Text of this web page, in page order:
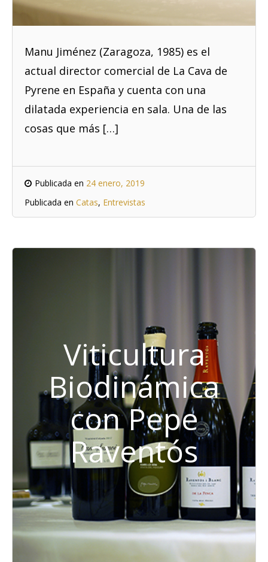
Manu Jiménez (Zaragoza, 1985) es el
actual director comercial de La Cava de
Pyrene en España y cuenta con una
dilatada experiencia en sala. Una de las
cosas que más […]
Publicada en 24 enero, 2019
Publicada en Catas, Entrevistas
Viticultura
Biodinámica
con Pepe
Raventós